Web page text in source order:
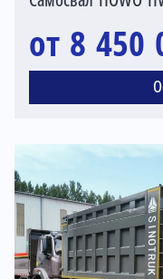
от 8 450